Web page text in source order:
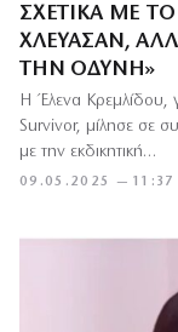
ΣΧΕΤΙΚΆ ΜΕ ΤΟ
ΧΛΕΎΑΣΑΝ,
ΤΗΝ ΟΔΎΝΗ»
09.05.2025 — 11:37
Η Έλενα Κρεμλίδου,
Survivor, μίλησε σε
με την εκδικητική…